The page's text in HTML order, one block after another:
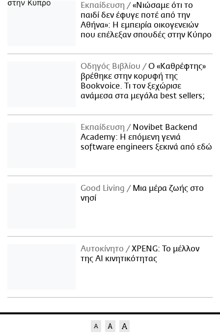
Εκπαίδευση
«Νιώσαμε ότι το
παιδί δεν έφυγε ποτέ από την
Αθήνα»: Η εμπειρία οικογενειών
που επέλεξαν σπουδές στην Κύπρο
Οδηγός Βιβλίου
Ο «Καθρέφτης»
βρέθηκε στην κορυφή της
Bookvoice. Τι τον ξεχώρισε
ανάμεσα στα μεγάλα best sellers;
Εκπαίδευση
Novibet Backend
Academy: Η επόμενη γενιά
software engineers ξεκινά από εδώ
Good Living
Μια μέρα ζωής στο
νησί
Αυτοκίνητο
XPENG: Το μέλλον
της AI κινητικότητας